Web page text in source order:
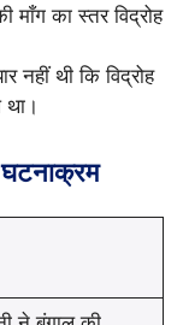
माँग का स्तर विद्रोह
नहीं थी कि विद्रोह
था।